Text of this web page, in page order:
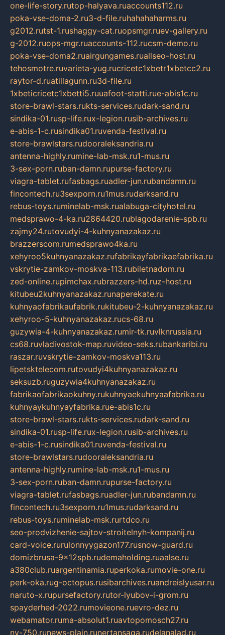
one-life-story.rutop-halyava.ruaccounts112.ru
poka-vse-doma-2.ru3-d-file.ruhahahaharms.ru
g2012.rutst-1.rushaggy-cat.ruopsmgr.ruev-gallery.ru
g-2012.ruops-mgr.ruaccounts-112.rucsm-demo.ru
poka-vse-doma2.ruairgungames.ruallseo-host.ru
tehosmotre.ruvarieta-yug.rucricetc1xbetr1xbetcc2.ru
raytor-d.ruatillagunn.ru3d-file.ru
1xbeticricetc1xbetti5.ruuafoot-statti.rue-abis1c.ru
store-brawl-stars.rukts-services.rudark-sand.ru
sindika-01.rusp-life.rux-legion.rusib-archives.ru
e-abis-1-c.rusindika01.ruvenda-festival.ru
store-brawlstars.rudooraleksandria.ru
antenna-highly.rumine-lab-msk.ru1-mus.ru
3-sex-porn.ruban-damn.rupurse-factory.ru
viagra-tablet.rufasbags.ruadler-jun.rubandamn.ru
fincontech.ru3sexporn.ru1mus.rudarksand.ru
rebus-toys.ruminelab-msk.rualabuga-cityhotel.ru
medsprawo-4-ka.ru2864420.rublagodarenie-spb.ru
zajmy24.rutovudyi-4-kuhnyanazakaz.ru
brazzerscom.rumedsprawo4ka.ru
xehyroo5kuhnyanazakaz.rufabrikayfabrikaefabrika.ru
vskrytie-zamkov-moskva-113.rubiletnadom.ru
zed-online.rupimchax.rubrazzers-hd.ruz-host.ru
kitubeu2kuhnyanazakaz.runaperekate.ru
kuhnyaofabrikaufabrik.rukitubeu-2-kuhnyanazakaz.ru
xehyroo-5-kuhnyanazakaz.rucs-68.ru
guzywia-4-kuhnyanazakaz.rumir-tk.ruvlknrussia.ru
cs68.ruvladivostok-map.ruvideo-seks.rubankaribi.ru
raszar.ruvskrytie-zamkov-moskva113.ru
lipetsktelecom.rutovudyi4kuhnyanazakaz.ru
seksuzb.ruguzywia4kuhnyanazakaz.ru
fabrikaofabrikaokuhny.rukuhnyaekuhnyaafabrika.ru
kuhnyaykuhnyayfabrika.rue-abis1c.ru
store-brawl-stars.rukts-services.rudark-sand.ru
sindika-01.rusp-life.rux-legion.rusib-archives.ru
e-abis-1-c.rusindika01.ruvenda-festival.ru
store-brawlstars.rudooraleksandria.ru
antenna-highly.rumine-lab-msk.ru1-mus.ru
3-sex-porn.ruban-damn.rupurse-factory.ru
viagra-tablet.rufasbags.ruadler-jun.rubandamn.ru
fincontech.ru3sexporn.ru1mus.rudarksand.ru
rebus-toys.ruminelab-msk.rurtdco.ru
seo-prodvizhenie-sajtov-stroitelnyh-kompanij.ru
card-voice.rurulonnyygazon177.rusnow-guard.ru
domizbrusa-9x12spb.rudemaholding.ruaalse.ru
a380club.ruargentinamia.ruperkoka.rumovie-one.ru
perk-oka.rug-octopus.rusibarchives.ruandreislyusar.ru
naruto-x.rupursefactory.rutor-lyubov-i-grom.ru
spayderhed-2022.rumovieone.ruevro-dez.ru
webamator.ruma-absolut1.ruavtopomosch27.ru
nv-750.runews-plain.runertansaga.rudelanalad.ru